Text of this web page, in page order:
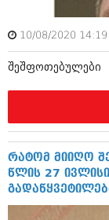
პოლიტიკა
ინტერვიუები
საზოგადოება
მოდი,
მოდა +
რელიგია
საზოგადოება
მოდი,
მედიცინა
სპორტი
კადრს მიღმა
10/08/2020 14:19
შეშფოთებულები
რატომ მიიღო
წლის 27